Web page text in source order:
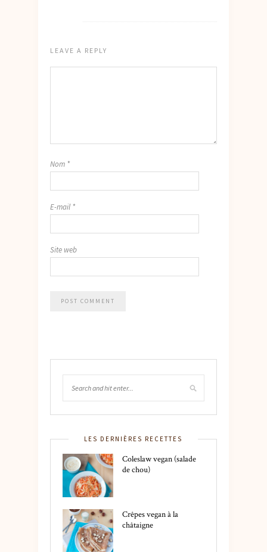
LEAVE A REPLY
Nom *
E-mail *
Site web
LES DERNIÈRES RECETTES
Coleslaw vegan (salade
de chou)
Crêpes vegan à la
châtaigne